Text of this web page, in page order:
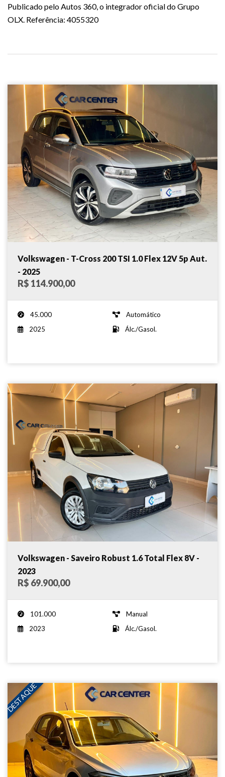
Publicado pelo Autos 360, o integrador oficial do Grupo
OLX. Referência: 4055320
Volkswagen - T-Cross 200 TSI 1.0 Flex 12V 5p Aut.
- 2025
R$ 114.900,00
45.000
Automático
2025
Álc./Gasol.
Volkswagen - Saveiro Robust 1.6 Total Flex 8V -
2023
R$ 69.900,00
101.000
Manual
2023
Álc./Gasol.
DESTAQUE